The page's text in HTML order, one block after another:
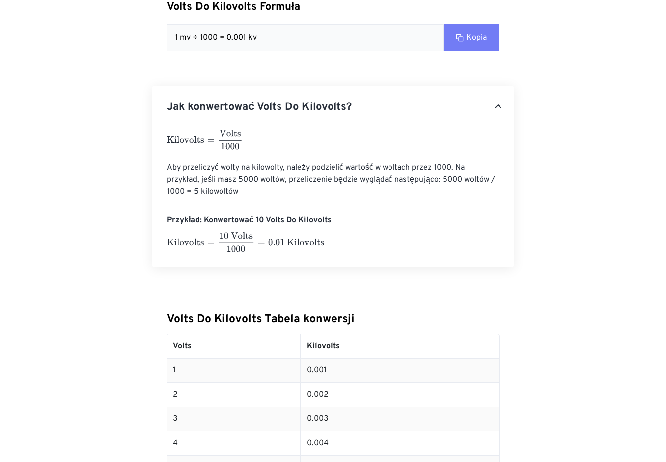
Volts Do Kilovolts Formuła
1 mv ÷ 1000 = 0.001 kv Kopia
Jak konwertować Volts Do Kilovolts?
Kilovolts= 1000
Aby przeliczyć wolty na kilowolty, należy podzielić wartość w woltach przez 1000. Na
przykład, jeśli masz 5000 woltów, przeliczenie będzie wyglądać następująco: 5000 woltów /
1000 = 5 kilowoltów
Przykład: Konwertować 10 Volts Do Kilovolts
Kilovolts
10 Volts 1000= Kilovolts
Volts Do Kilovolts Tabela konwersji
Volts Kilovolts
1 0.001
2 0.002
3 0.003
4 0.004